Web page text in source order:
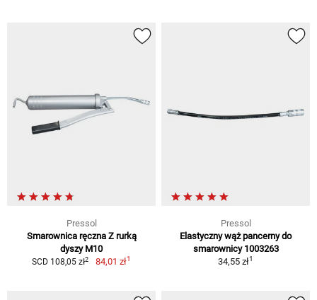
Pressol
Smarownica ręczna Z rurką
dyszy M10
SCD 108,05 zł2 84,01 zł1
Pressol
Elastyczny wąż pancerny do
smarownicy 1003263
34,55 zł1